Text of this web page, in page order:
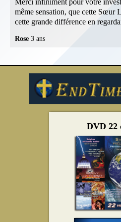
Merci infiniment pour votre
même sensation, que cette Sœur
cette grande différence en
Rose 3 ans
DVD 22